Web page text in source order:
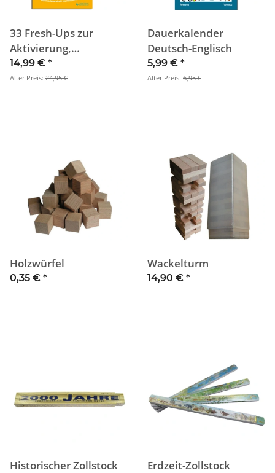
33 Fresh-Ups zur
Aktivierung,
Entspannung und
Konzentration
14,99 € *
Alter Preis: 24,95 €
Dauerkalender
Deutsch-Englisch
5,99 € *
Alter Preis: 6,95 €
Holzwürfel
0,35 € *
Wackelturm
14,90 € *
Historischer Zollstock Erdzeit-Zollstock